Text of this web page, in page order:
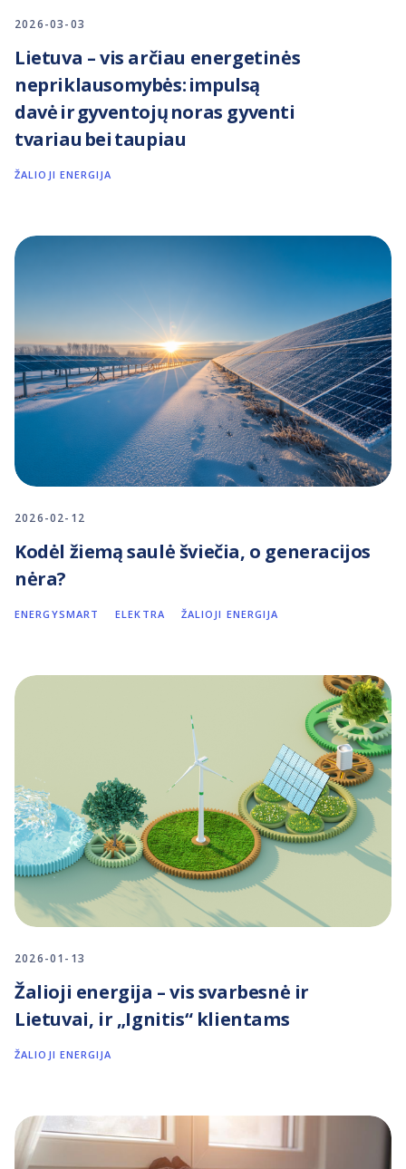
2026-03-03
Lietuva – vis arčiau energetinės
nepriklausomybės: impulsą
davė ir gyventojų noras gyventi
tvariau bei taupiau
ŽALIOJI ENERGIJA
2026-02-12
Kodėl žiemą saulė šviečia, o generacijos
nėra?
ENERGYSMART ELEKTRA ŽALIOJI ENERGIJA
2026-01-13
Žalioji energija – vis svarbesnė ir
Lietuvai, ir „Ignitis“ klientams
ŽALIOJI ENERGIJA